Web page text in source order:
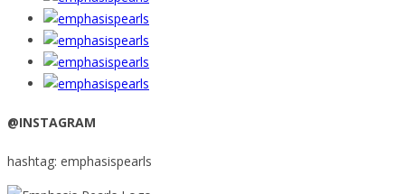
@INSTAGRAM
hashtag: emphasispearls